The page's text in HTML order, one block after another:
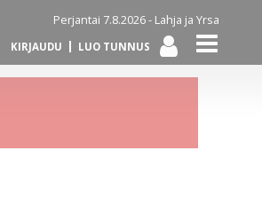
Perjantai 7.8.2026 - Lahja ja Yrsa
KIRJAUDU LUO TUNNUS